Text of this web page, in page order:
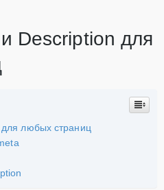
Description для
любых страниц